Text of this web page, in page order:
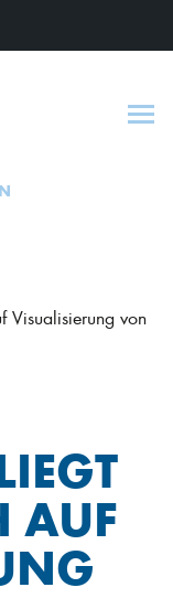
Visualisierung von
AUF